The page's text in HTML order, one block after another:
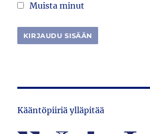
Muista minut
Kääntöpiiriä ylläpitää